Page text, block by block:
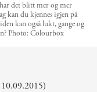
det blitt mer og mer
kan du kjennes igjen på
kan også lukt, gange og
Photo:Colourbox